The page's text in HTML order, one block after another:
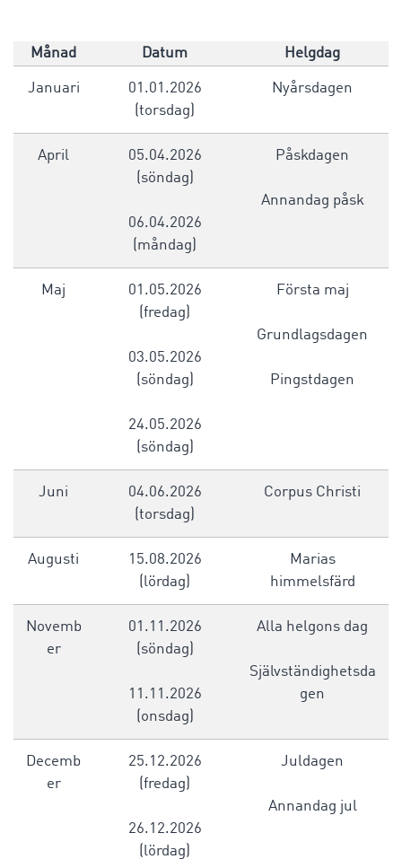
Månad Datum Helgdag
Januari
01.01.2026
(torsdag)
Nyårsdagen
April
05.04.2026
(söndag)
06.04.2026
(måndag)
Påskdagen
Annandag påsk
Maj
01.05.2026
(fredag)
03.05.2026
(söndag)
24.05.2026
(söndag)
Första maj
Grundlagsdagen
Pingstdagen
Juni
04.06.2026
(torsdag)
Corpus Christi
Augusti
15.08.2026
(lördag)
Marias
himmelsfärd
Novemb
er
01.11.2026
(söndag)
11.11.2026
(onsdag)
Alla helgons dag
Självständighetsda
gen
Decemb
er
25.12.2026
(fredag)
26.12.2026
(lördag)
Juldagen
Annandag jul